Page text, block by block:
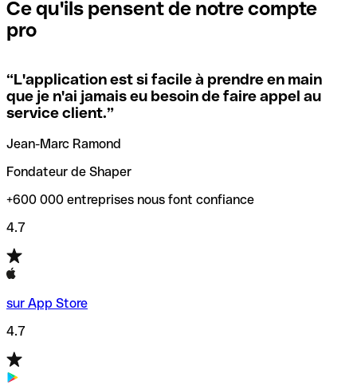
signifie que vous avez le code de l'une des succursales
locales.
Si vous n'êtes pas sûr du code SWIFT que vous devriez
utiliser, nous avons développé un outil de recherche de
codes SWIFT par nom de banque.
vérification/recherche de codes SWIFT. Ainsi, vous pouvez
trouver et vérifier vos codes SWIFT avant de réaliser vos
transferts d’argent.
Ce qu'ils pensent de notre compte
pro
“L'application est si facile à prendre en main
que je n'ai jamais eu besoin de faire appel au
service client.”
Jean-Marc Ramond
Fondateur de Shaper
+600 000 entreprises nous font confiance
4.7
sur App Store
4.7